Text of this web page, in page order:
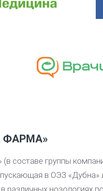
ФАРМА»
составе группы
в ОЭЗ «Дубна»
различных нозологиях